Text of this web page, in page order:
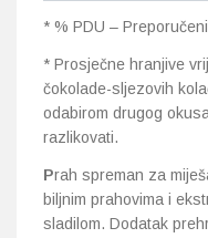
* % PDU –
* Prosječne hranjive
čokolade-sljezovih
odabirom drugog
razlikovati.
Prah spreman za
biljnim prahovima i
sladilom. Dodatak